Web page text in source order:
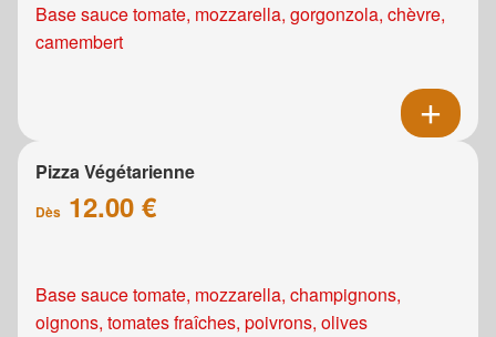
Base sauce tomate, mozzarella, gorgonzola, chèvre,
camembert
Pizza Végétarienne
Dès 12.00 €
Base sauce tomate, mozzarella, champignons,
oignons, tomates fraîches, poivrons, olives